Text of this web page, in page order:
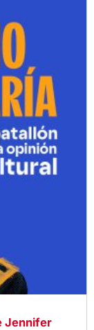
Jennifer